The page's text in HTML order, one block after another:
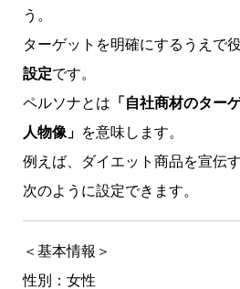
う。
ターゲットを明確にするうえで
設定です。
ペルソナとは 「自社商材のター
人物像」 を意味します。
例えば、ダイエット商品を宣伝す
次のように設定できます。
＜基本情報＞
性別：女性